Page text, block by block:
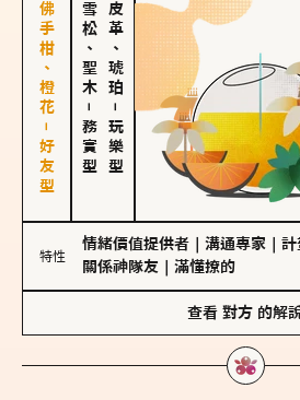
佛手柑、橙花－好友型 雪松、聖木
－
務實型
皮革、琥珀
－
玩樂型
特性
情緒價值提供者 溝通專家 計
關係神隊友
滿懂撩的
查看 對方 的解